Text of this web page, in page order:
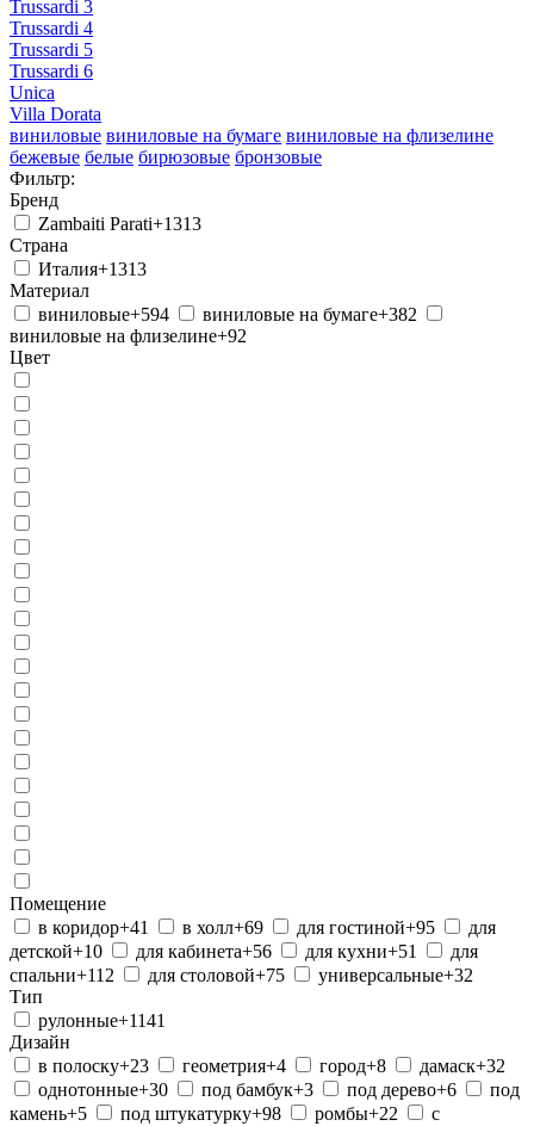
Trussardi 3
Trussardi 4
Trussardi 5
Trussardi 6
Unica
Villa Dorata
виниловые виниловые на бумаге виниловые на флизелине
бежевые белые бирюзовые бронзовые
голубые
оранжевые
серебристые серые синие
черно-белые
детской для кабинета
универсальные
однотонные под бамбук под дерево под камень под
штукатурку ромбы с вензелями с орнаментом
цветами
Фильтр:
Бренд
Zambaiti Parati+1313
Страна
Италия+1313
Материал
виниловые+594 виниловые на бумаге+382
виниловые на флизелине+92
Цвет
Помещение
в коридор+41 в холл+69 для гостиной+95
для
детской+10 для кабинета+56 для кухни+51
для
спальни+112 для столовой+75 универсальные+32
Тип
рулонные+1141
Дизайн
в полоску+23 геометрия+4 город+8 дамаск+32
однотонные+30 под бамбук+3 под дерево+6
под
камень+5 под штукатурку+98 ромбы+22
с